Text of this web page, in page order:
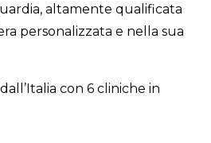
altamente qualificata
personalizzata e nella sua
con 6 cliniche in